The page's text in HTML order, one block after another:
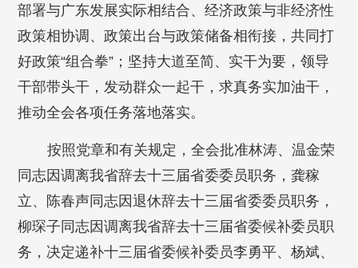
部署与广东发展实际相结合、经济政策与非经济性
政策相协调、政策出台与政策储备相衔接，共同打
好政策“组合拳”；坚持大道至简、实干为要，领导
干部带头干，发动群众一起干，求真务实加油干，
推动全会各项任务落地落实。
按照党章和有关规定，全会批准林涛、温金荣
同志因调离我省辞去十三届省委委员职务，龚稼
立、陈春声同志因退休辞去十三届省委委员职务，
柳琛子同志因调离我省辞去十三届省委候补委员职
务，决定递补十三届省委候补委员李勇平、杨斌、